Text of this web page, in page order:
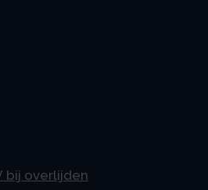
bij overlijden